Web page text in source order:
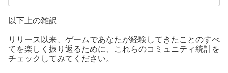
以下上の雑訳
リリース以来、ゲームであなたが経験してきたことのすべ
てを楽しく振り返るために、これらのコミュニティ統計を
チェックしてみてください。